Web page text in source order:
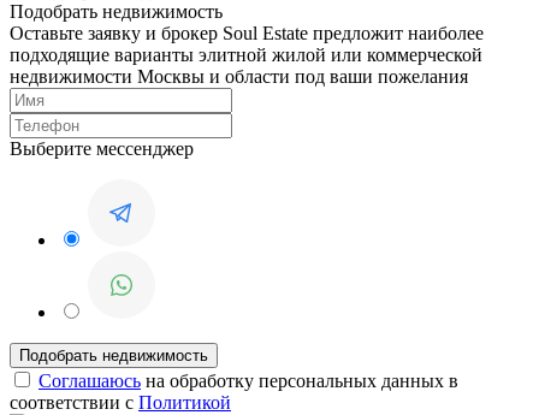
Подобрать недвижимость
Оставьте заявку и брокер Soul Estate предложит наиболее
подходящие варианты элитной жилой или коммерческой
недвижимости Москвы и области под ваши пожелания
Выберите мессенджер
Соглашаюсь на обработку персональных данных в
соответствии с Политикой